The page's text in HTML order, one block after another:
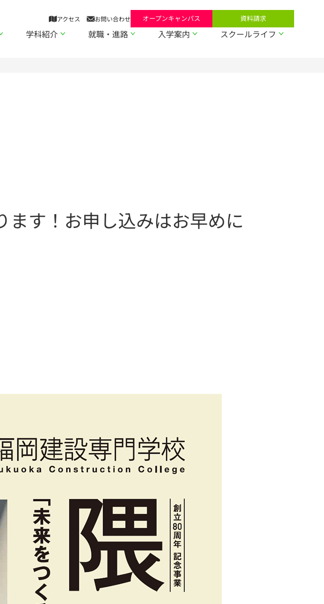
アクセス お問い合わせ オープンキャンパス 資料請求
学科紹介 就職・進路 入学案内 スクールライフ
ます！お申し込みはお早めに